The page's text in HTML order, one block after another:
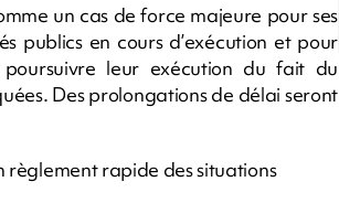
un cas de force majeure pour ses
publics en cours d’exécution et pour
leur exécution du fait du
Des prolongations de délai seront
rapide des situations